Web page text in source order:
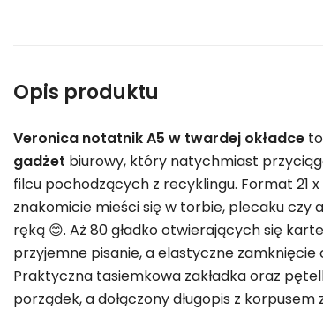
Opis produktu
Veronica notatnik A5 w twardej okładce
gadżet biurowy, który natychmiast
filcu pochodzących z recyklingu. Format 21
znakomicie mieści się w torbie, plecaku czy
ręką 😊. Aż 80 gładko otwierających się
przyjemne pisanie, a elastyczne
Praktyczna tasiemkowa zakładka oraz
porządek, a dołączony długopis z